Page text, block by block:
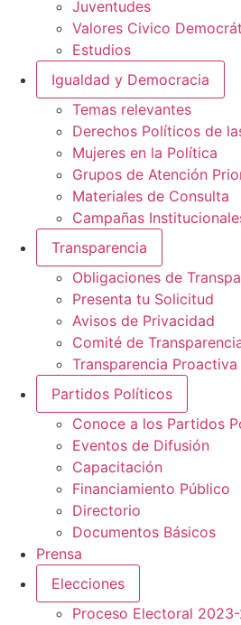
Juventudes
Valores Civico
Estudios
Igualdad y Democracia
Temas relevantes
Derechos Políticos de
Mujeres en la Política
Grupos de Atención
Materiales de Consulta
Campañas
Transparencia
Obligaciones de
Presenta tu Solicitud
Avisos de Privacidad
Comité de
Transparencia Proactiva
Partidos Políticos
Conoce a los Partidos
Eventos de Difusión
Capacitación
Financiamiento Público
Directorio
Documentos Básicos
Prensa
Elecciones
Proceso Electoral